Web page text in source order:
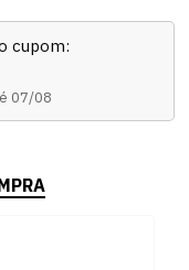
cupom:
07/08